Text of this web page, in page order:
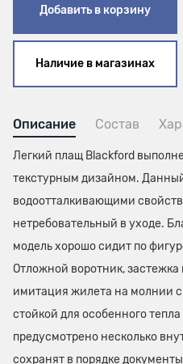
Добавить в корзину
Наличие в магазинах
Описание Состав
Легкий плащ Blackford
текстурным дизайном.
водоотталкивающими
нетребовательный в уходе.
модель хорошо сидит по
Отложной воротник, застежка
имитация жилета на молнии
стойкой для особенного
предусмотрено несколько
сохранят в порядке